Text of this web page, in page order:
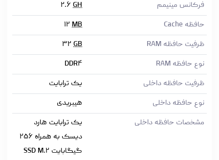
فرکانس مینیمم
۲.۶ GH
حافظه Cache
۱۲ MB
ظرفیت حافظه RAM
۳۲ GB
نوع حافظه RAM
DDR۴
ظرفیت حافظه داخلی
یک ترابایت
نوع حافظه داخلی
هیبریدی
مشخصات حافظه داخلی
یک ترابایت هارد
دیسک به همراه ۲۵۶
گیگابایت SSD M.۲